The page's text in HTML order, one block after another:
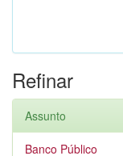
Refinar
Assunto
Banco Público